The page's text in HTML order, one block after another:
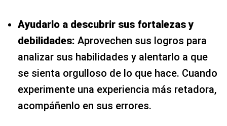
Ayudarlo a descubrir sus fortalezas y
debilidades: Aprovechen sus logros para
analizar sus habilidades y alentarlo a que
se sienta orgulloso de lo que hace. Cuando
experimente una experiencia más retadora,
acompáñenlo en sus errores.